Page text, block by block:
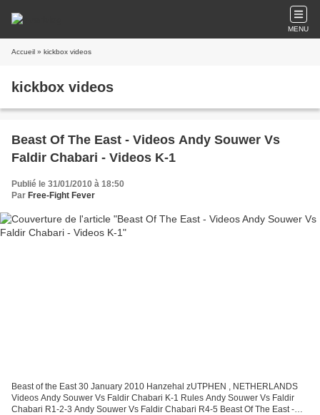
MENU
Accueil » kickbox videos
kickbox videos
Beast Of The East - Videos Andy Souwer Vs
Faldir Chabari - Videos K-1
Publié le 31/01/2010 à 18:50
Par Free-Fight Fever
Beast of the East 30 January 2010 Hanzehal zUTPHEN , NETHERLANDS
Videos Andy Souwer Vs Faldir Chabari K-1 Rules Andy Souwer Vs Faldir
Chabari R1-2-3 Andy Souwer Vs Faldir Chabari R4-5 Beast Of The East -